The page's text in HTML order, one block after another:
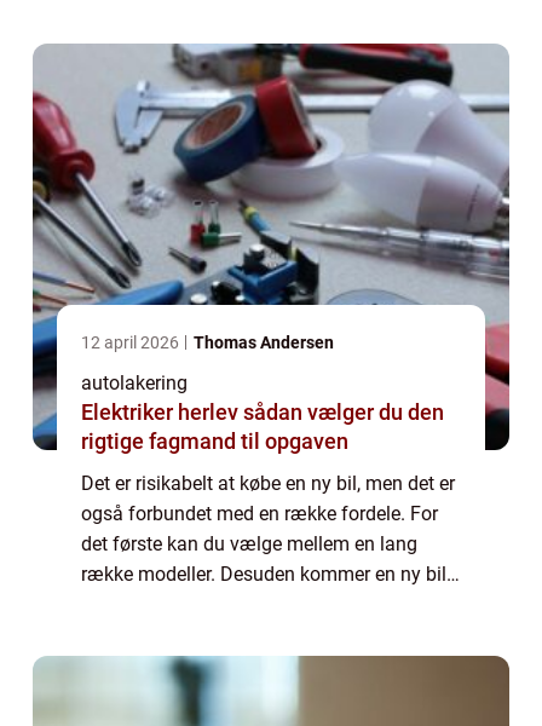
12 april 2026 Thomas Andersen
autolakering
Elektriker herlev sådan vælger du den
rigtige fagmand til opgaven
Det er risikabelt at købe en ny bil, men det er
også forbundet med en række fordele. For
det første kan du vælge mellem en lang
række modeller. Desuden kommer en ny bil